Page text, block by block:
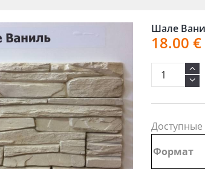
Шале
18.00 €
Формат